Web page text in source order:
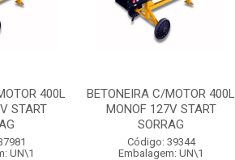
400L
START
UN\1
BETONEIRA C/MOTOR 400L
MONOF 127V START
SORRAG
Código: 39344
Embalagem: UN\1